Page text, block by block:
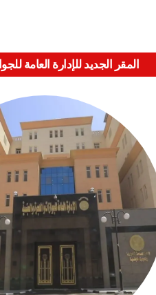
المقر الجديد للإدارة العامة